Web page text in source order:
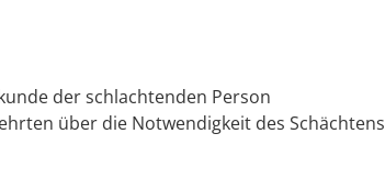
der schlachtenden Person
über die Notwendigkeit des Schächtens